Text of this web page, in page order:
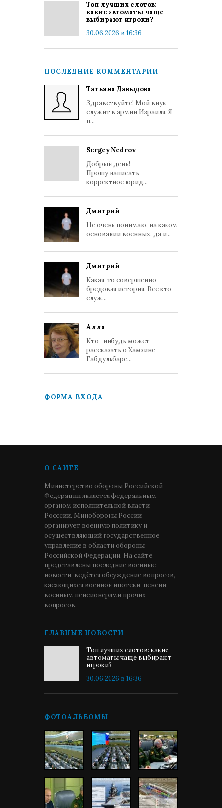
Топ лучших слотов:
какие автоматы чаще
выбирают игроки?
30.06.2026 в 16:36
ПОСЛЕДНИЕ КОММЕНТАРИИ
Татьяна Давыдова
Здравствуйте! Мой внук
служит в армии Израиля. Я
п...
Sergey Nedrov
Добрый день!
Прошу написать
корректное юрид...
Дмитрий
Не очень понимаю, на каком
основании военных, да и...
Дмитрий
Какая-то совершенно
бредовая история. Все кто
служ...
Алла
Кто -нибудь может
рассказать о Хамзине
Габдульбаре...
ФОРМА ВХОДА
О САЙТЕ
Министерство обороны Российской
Федерации является федеральным
органом исполнительной власти
Росссии. Минобороны России
организует военную политику и
осуществляющий государственное
управление в области обороны
Российской Федерации. На сайте
представлены последние военные
новости, ведётся обсуждение вопросов,
касающихся военной ипотеки, пенсии
военным пенсионерами прочих
вопросов.
ГЛАВНЫЕ НОВОСТИ
Топ лучших слотов: какие
автоматы чаще выбирают
игроки?
30.06.2026 в 16:36
ФОТОАЛЬБОМЫ